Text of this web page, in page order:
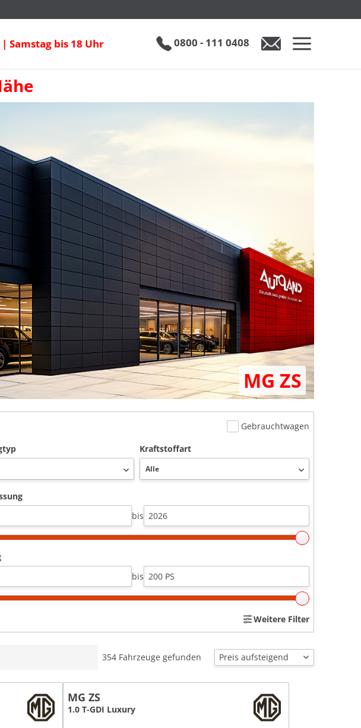
Samstag bis 18 Uhr 0800 - 111 0408
MG ZS
Gebrauchtwagen
Kraftstoffart
bis
bis
Weitere Filter
354 Fahrzeuge gefunden
MG ZS
1.0 T-GDI Luxury